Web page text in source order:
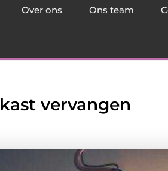
Over ons Ons team
vervangen